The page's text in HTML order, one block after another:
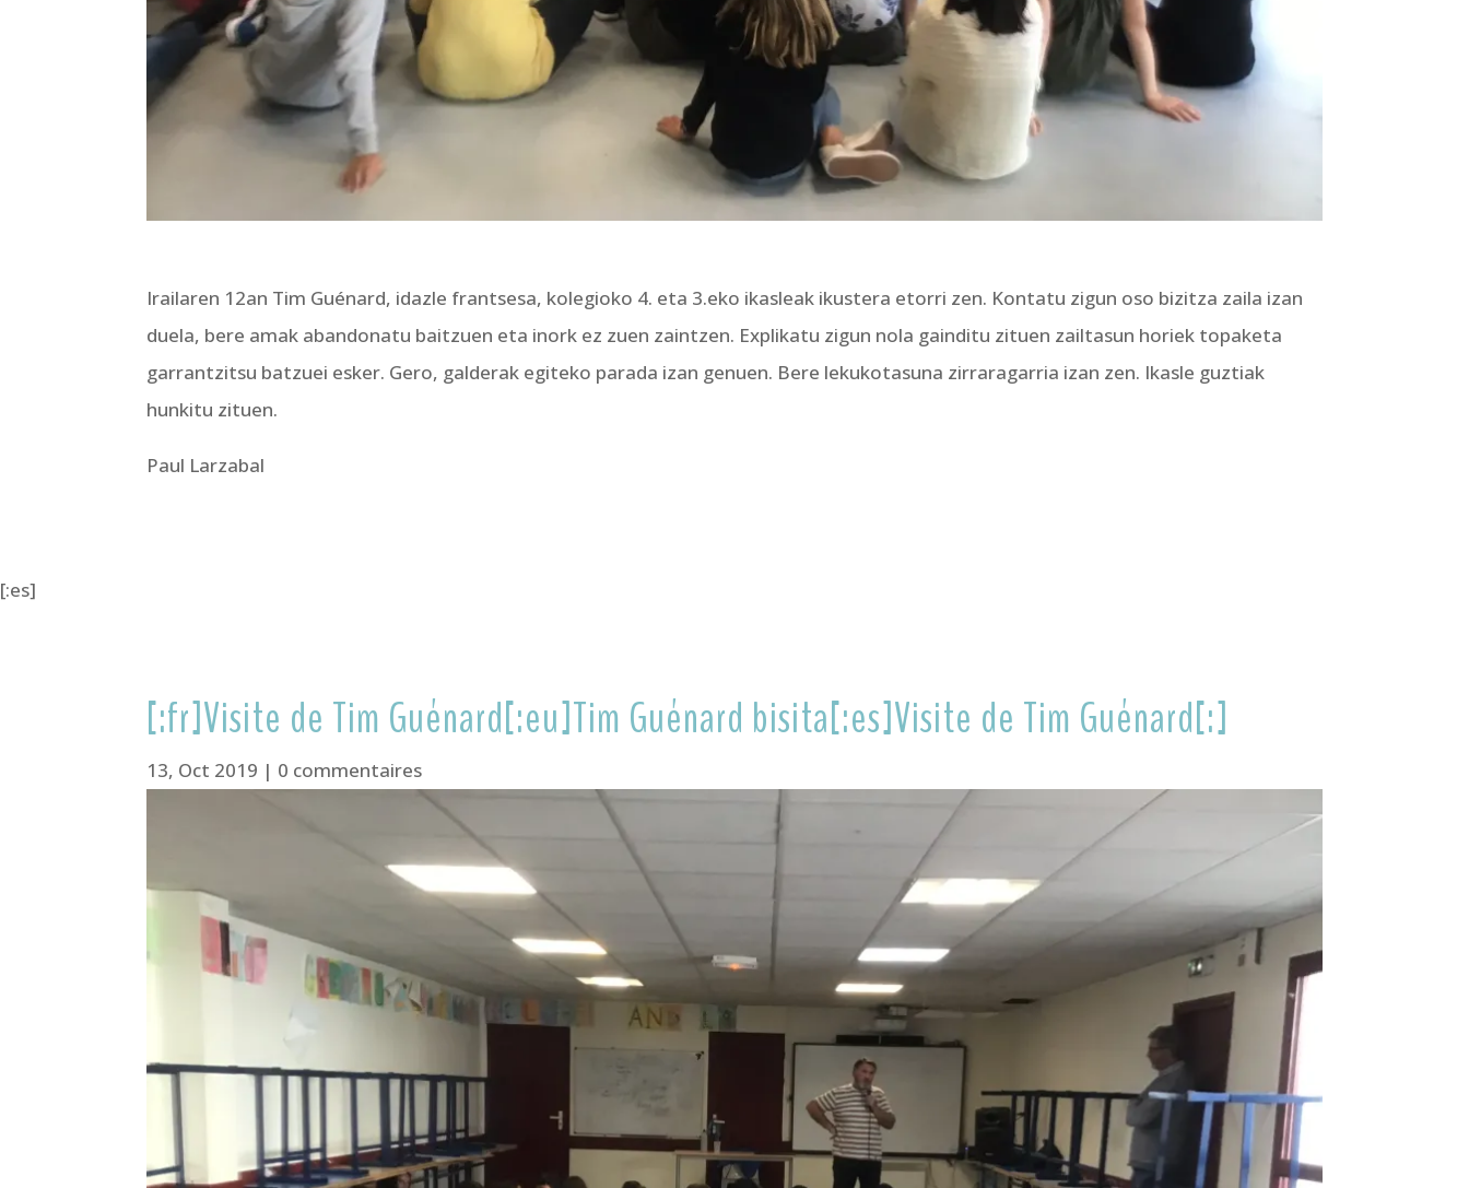
Irailaren 12an Tim Guénard, idazle frantsesa, kolegioko 4. eta 3.eko ikasleak ikustera etorri zen. Kontatu zigun oso bizitza zaila izan
duela, bere amak abandonatu baitzuen eta inork ez zuen zaintzen. Explikatu zigun nola gainditu zituen zailtasun horiek topaketa
garrantzitsu batzuei esker. Gero, galderak egiteko parada izan genuen. Bere lekukotasuna zirraragarria izan zen. Ikasle guztiak
hunkitu zituen.
Paul Larzabal
[:es]
[:fr]Visite de Tim Guénard[:eu]Tim Guénard bisita[:es]Visite de Tim Guénard[:]
13, Oct 2019 | 0 commentaires